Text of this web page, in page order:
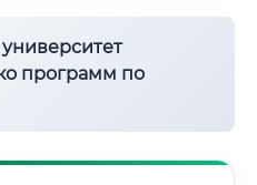
программ по